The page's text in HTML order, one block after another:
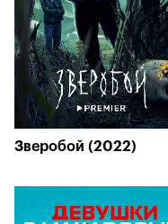
Зверобой (2022)